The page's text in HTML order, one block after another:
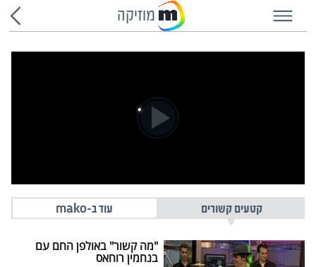
מוזיקה
קטעים קשורים עוד ב-mako
"מה קשור" באולפן החם עם
בנחמין רוחאס